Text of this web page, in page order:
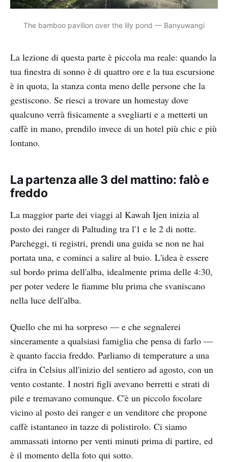
The bamboo pavilion over the lily pond — Banyuwangi
La lezione di questa parte è piccola ma reale: quando la
tua finestra di sonno è di quattro ore e la tua escursione
è in quota, la stanza conta meno delle persone che la
gestiscono. Se riesci a trovare un homestay dove
qualcuno verrà fisicamente a svegliarti e a metterti un
caffè in mano, prendilo invece di un hotel più chic e più
lontano.
La partenza alle 3 del mattino: falò e
freddo
La maggior parte dei viaggi al Kawah Ijen inizia al
posto dei ranger di Paltuding tra l'1 e le 2 di notte.
Parcheggi, ti registri, prendi una guida se non ne hai
portata una, e cominci a salire al buio. L'idea è essere
sul bordo prima dell'alba, idealmente prima delle 4:30,
per poter vedere le fiamme blu prima che svaniscano
nella luce dell'alba.
Quello che mi ha sorpreso — e che segnalerei
sinceramente a qualsiasi famiglia che pensa di farlo —
è quanto faccia freddo. Parliamo di temperature a una
cifra in Celsius all'inizio del sentiero ad agosto, con un
vento costante. I nostri figli avevano berretti e strati di
pile e tremavano comunque. C'è un piccolo focolare
vicino al posto dei ranger e un venditore che propone
caffè istantaneo in tazze di polistirolo. Ci siamo
ammassati intorno per venti minuti prima di partire, ed
è il momento della foto qui sotto.